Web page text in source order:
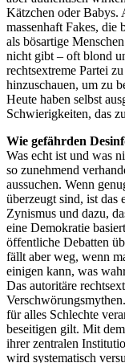
Kätzchen oder Babys.
massenhaft Fakes,
als bösartige
nicht gibt – oft blond
rechtsextreme Partei
hinzuschauen, um zu
Heute haben selbst
Schwierigkeiten, das
Wie gefährden
Was echt ist und was
so zunehmend
aussuchen. Wenn
überzeugt sind, ist
Zynismus und dazu,
eine Demokratie
öffentliche Debatten
fällt aber weg, wenn
einigen kann, was
Das autoritäre
für alles Schlechte
beseitigen gilt. Mit
ihrer zentralen
wird systematisch